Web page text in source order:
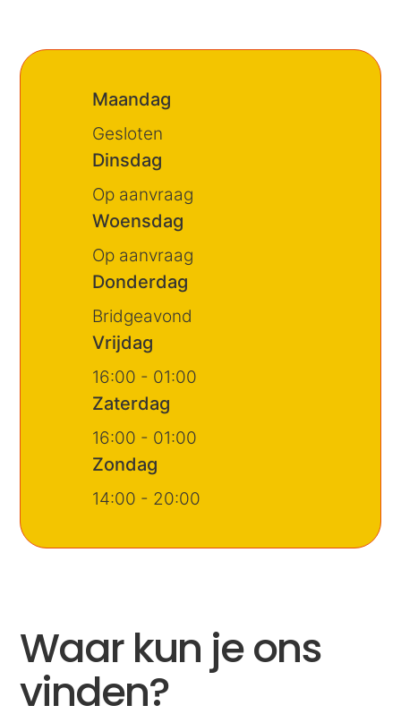
Maandag
Gesloten
Dinsdag
Op aanvraag
Woensdag
Op aanvraag
Donderdag
Bridgeavond
Vrijdag
16:00 - 01:00
Zaterdag
16:00 - 01:00
Zondag
14:00 - 20:00
Waar kun je ons
vinden?